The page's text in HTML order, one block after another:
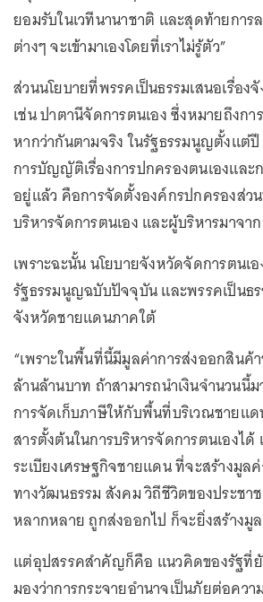
ยอมรับในเวทีนานาชาติ และสุดท้ายการ
ต่างๆ จะเข้ามาเองโดยที่เราไม่รู้ตัว”
ส่วนนโยบายที่พรรคเป็นธรรมเสนอเรื่อง
เช่น ปาตานีจัดการตนเอง ซึ่งหมายถึงกา
หากว่ากันตามจริง ในรัฐธรรมนูญตั้งแต่
การบัญญัติเรื่องการปกครองตนเองและ
อยู่แล้ว คือการจัดตั้งองค์กรปกครองส่ว
บริหารจัดการตนเอง และผู้บริหารมาจา
เพราะฉะนั้น นโยบายจังหวัดจัดการตน
รัฐธรรมนูญฉบับปัจจุบัน และพรรคเป็นธ
จังหวัดชายแดนภาคใต้
“เพราะในพื้นที่นี้มีมูลค่าการส่งออกสินค้
ล้านล้านบาท ถ้าสามารถนำเงินจำนวนนี้
การจัดเก็บภาษีให้กับพื้นที่บริเวณชายแด
สารตั้งต้นในการบริหารจัดการตนเองไ
ระเบียงเศรษฐกิจชายแดน ที่จะสร้างมูล
ทางวัฒนธรรม สังคม วิถีชีวิตของประช
หลากหลาย ถูกส่งออกไป ก็จะยิ่งสร้างมู
แต่อุปสรรคสำคัญก็คือ แนวคิดของรัฐที่ยั
มองว่าการกระจายอำนาจเป็นภัยต่อคว